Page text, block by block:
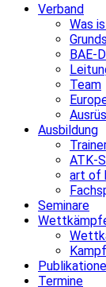
Verband
Was
BAE-
Team
Ausbildung
ATK-
art of
Seminare
Termine